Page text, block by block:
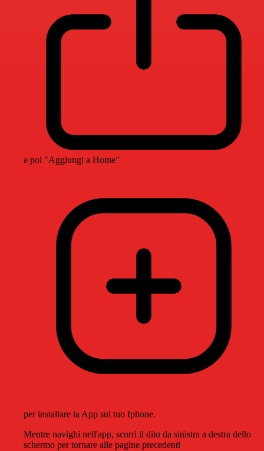
e poi "Aggiungi a Home"
per installare la App sul tuo Iphone.
Mentre navighi nell'app, scorri il dito da sinistra a destra dello
schermo per tornare alle pagine precedenti